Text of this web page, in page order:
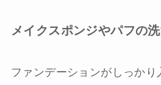
メイクスポンジやパフの洗
ファンデーションがしっかり